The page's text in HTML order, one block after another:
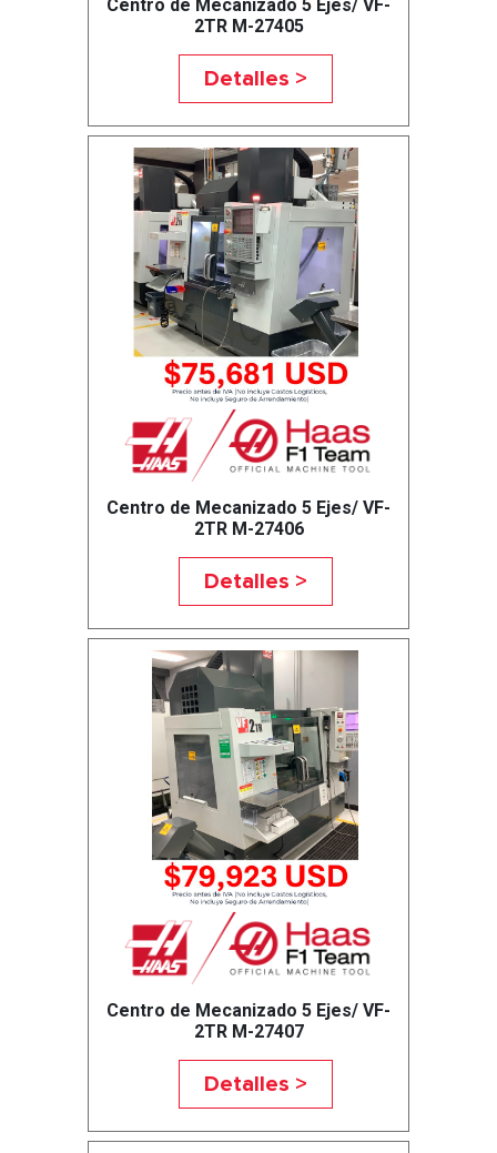
Centro de Mecanizado 5 Ejes/ VF-
2TR M-27405
Detalles >
Centro de Mecanizado 5 Ejes/ VF-
2TR M-27406
Detalles >
Centro de Mecanizado 5 Ejes/ VF-
2TR M-27407
Detalles >